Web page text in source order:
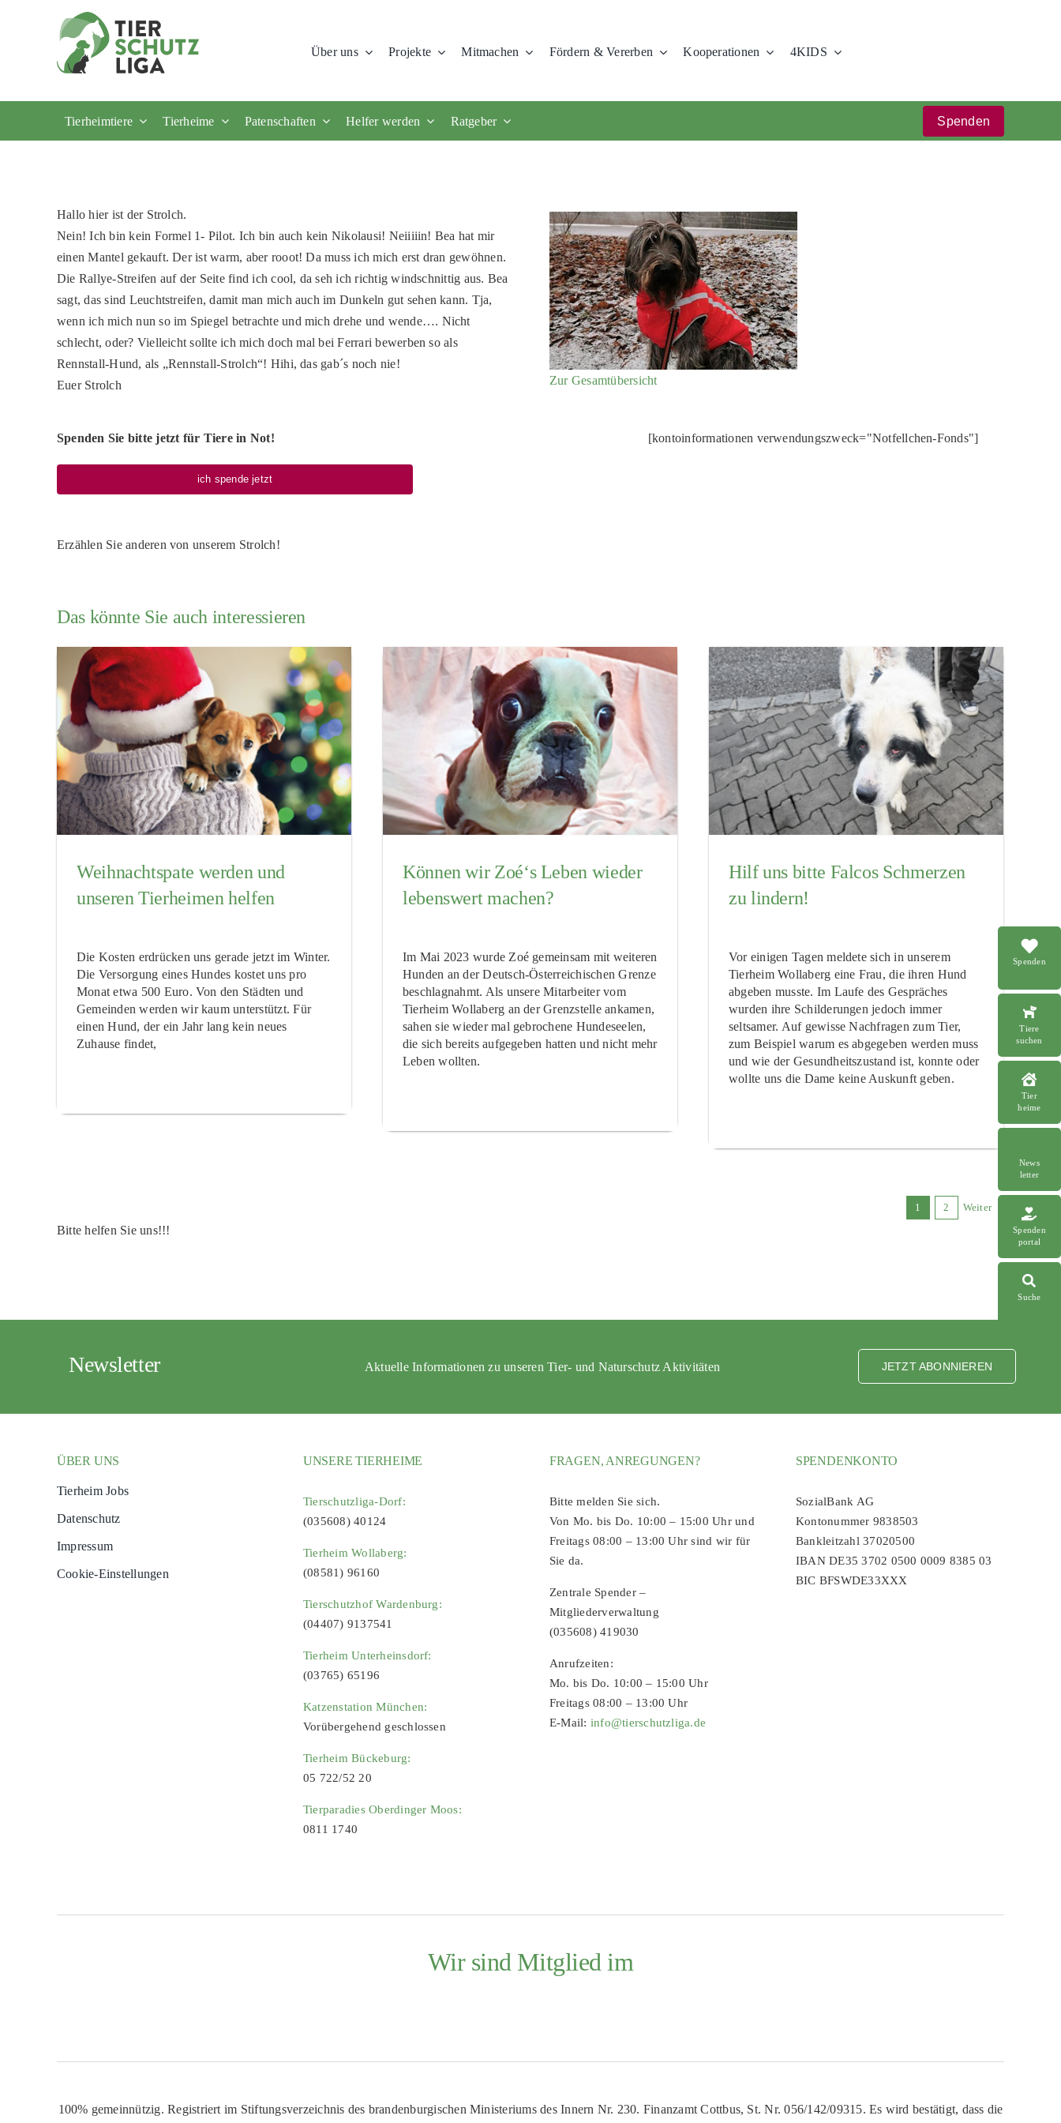
Über uns Projekte Mitmachen Fördern & Vererben Kooperationen 4KIDS
Tierheimtiere Tierheime Patenschaften Helfer werden Ratgeber Spenden
Spenden
Tiere
suchen
Tier
heime
News
letter
Spenden
portal
Suche
Hallo hier ist der Strolch.
Nein! Ich bin kein Formel 1- Pilot. Ich bin auch kein Nikolausi! Neiiiiin! Bea hat mir
einen Mantel gekauft. Der ist warm, aber rooot! Da muss ich mich erst dran gewöhnen.
Die Rallye-Streifen auf der Seite find ich cool, da seh ich richtig windschnittig aus. Bea
sagt, das sind Leuchtstreifen, damit man mich auch im Dunkeln gut sehen kann. Tja,
wenn ich mich nun so im Spiegel betrachte und mich drehe und wende…. Nicht
schlecht, oder? Vielleicht sollte ich mich doch mal bei Ferrari bewerben so als
Rennstall-Hund, als „Rennstall-Strolch“! Hihi, das gab´s noch nie!
Euer Strolch
Zur Gesamtübersicht
Spenden Sie bitte jetzt für Tiere in Not!
ich spende jetzt
[kontoinformationen verwendungszweck="Notfellchen-Fonds"]
Erzählen Sie anderen von unserem Strolch!
Das könnte Sie auch interessieren
Weihnachtspate werden und
unseren Tierheimen helfen
Die Kosten erdrücken uns gerade jetzt im Winter.
Die Versorgung eines Hundes kostet uns pro
Monat etwa 500 Euro. Von den Städten und
Gemeinden werden wir kaum unterstützt. Für
einen Hund, der ein Jahr lang kein neues
Zuhause findet,
Können wir Zoé‘s Leben wieder
lebenswert machen?
Im Mai 2023 wurde Zoé gemeinsam mit weiteren
Hunden an der Deutsch-Österreichischen Grenze
beschlagnahmt. Als unsere Mitarbeiter vom
Tierheim Wollaberg an der Grenzstelle ankamen,
sahen sie wieder mal gebrochene Hundeseelen,
die sich bereits aufgegeben hatten und nicht mehr
Leben wollten.
Hilf uns bitte Falcos Schmerzen
zu lindern!
Vor einigen Tagen meldete sich in unserem
Tierheim Wollaberg eine Frau, die ihren Hund
abgeben musste. Im Laufe des Gespräches
wurden ihre Schilderungen jedoch immer
seltsamer. Auf gewisse Nachfragen zum Tier,
zum Beispiel warum es abgegeben werden muss
und wie der Gesundheitszustand ist, konnte oder
wollte uns die Dame keine Auskunft geben.
1 2 Weiter
Bitte helfen Sie uns!!!
Newsletter Aktuelle Informationen zu unseren Tier- und Naturschutz Aktivitäten JETZT ABONNIEREN
ÜBER UNS
Tierheim Jobs
Datenschutz
Impressum
Cookie-Einstellungen
UNSERE TIERHEIME
Tierschutzliga-Dorf:
(035608) 40124
Tierheim Wollaberg:
(08581) 96160
Tierschutzhof Wardenburg:
(04407) 9137541
Tierheim Unterheinsdorf:
(03765) 65196
Katzenstation München:
Vorübergehend geschlossen
Tierheim Bückeburg:
05 722/52 20
Tierparadies Oberdinger Moos:
0811 1740
FRAGEN, ANREGUNGEN?
Bitte melden Sie sich.
Von Mo. bis Do. 10:00 – 15:00 Uhr und
Freitags 08:00 – 13:00 Uhr sind wir für
Sie da.
Zentrale Spender –
Mitgliederverwaltung
(035608) 419030
Anrufzeiten:
Mo. bis Do. 10:00 – 15:00 Uhr
Freitags 08:00 – 13:00 Uhr
E-Mail: info@tierschutzliga.de
SPENDENKONTO
SozialBank AG
Kontonummer 9838503
Bankleitzahl 37020500
IBAN DE35 3702 0500 0009 8385 03
BIC BFSWDE33XXX
Wir sind Mitglied im
100% gemeinnützig. Registriert im Stiftungsverzeichnis des brandenburgischen Ministeriums des Innern Nr. 230. Finanzamt Cottbus, St. Nr. 056/142/09315. Es wird bestätigt, dass die